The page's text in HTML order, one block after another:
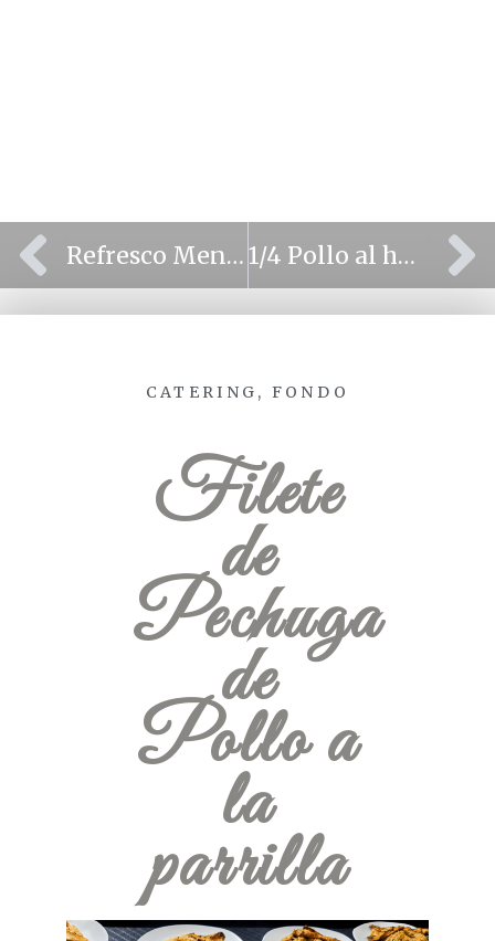
Refresco Menta 1/4 Pollo al horno
CATERING , FONDO
Filete
de
Pechuga
de
Pollo a
la
parrilla